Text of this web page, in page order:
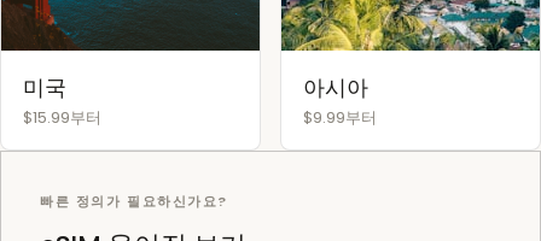
미국
$15.99부터
아시아
$9.99부터
빠른 정의가 필요하신가요?